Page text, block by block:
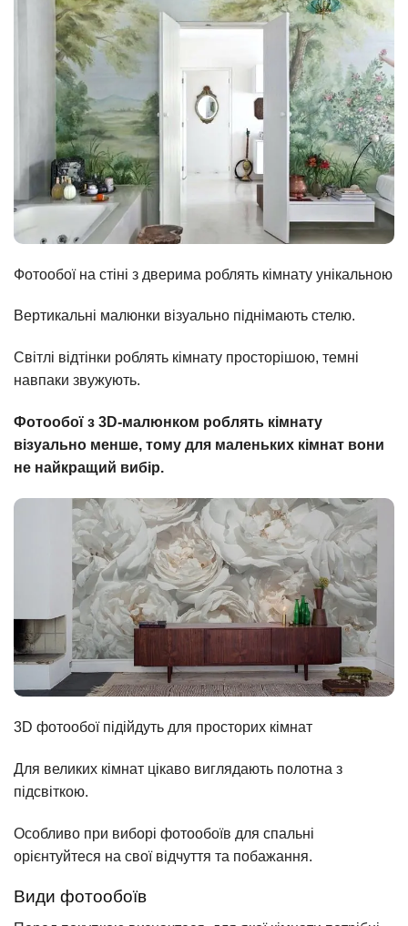
Фотообої на стіні з дверима роблять кімнату унікальною
Вертикальні малюнки візуально піднімають стелю.
Світлі відтінки роблять кімнату просторішою, темні
навпаки звужують.
Фотообої з 3D-малюнком роблять кімнату
візуально менше, тому для маленьких кімнат вони
не найкращий вибір.
3D фотообої підійдуть для просторих кімнат
Для великих кімнат цікаво виглядають полотна з
підсвіткою.
Особливо при виборі фотообоїв для спальні
орієнтуйтеся на свої відчуття та побажання.
Види фотообоїв